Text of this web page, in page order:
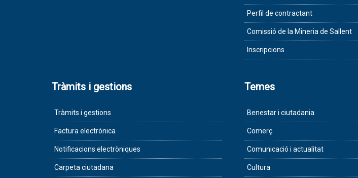
Perfil de contractant
Comissió de la Mineria de Sallent
Inscripcions
Tràmits i gestions
Tràmits i gestions
Factura electrònica
Notificacions electròniques
Carpeta ciutadana
Temes
Benestar i ciutadania
Comerç
Comunicació i actualitat
Cultura